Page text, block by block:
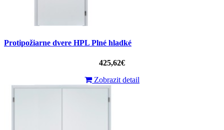
Protipožiarne dvere HPL Plné hladké
425,62€
Zobrazit detail